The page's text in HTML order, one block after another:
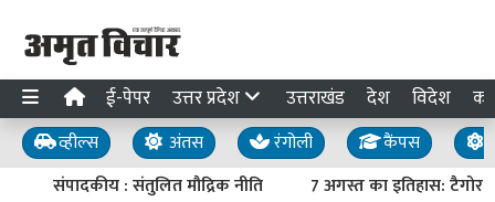
ई-पेपर उत्तर प्रदेश उत्तराखंड देश विदेश
व्हील्स अंतस रंगोली कैंपस
संपादकीय : संतुलित मौद्रिक नीति
7 अगस्त का इतिहास: